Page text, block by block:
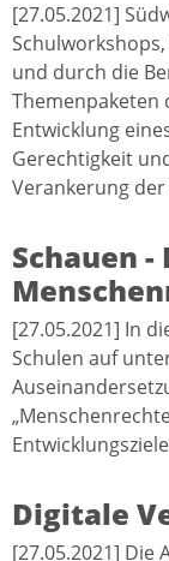
[27.05.2021]
und durch die
Themenpaketen
Entwicklung
Gerechtigkeit
Verankerung
Schauen
[27.05.2021] In
Schulen auf
Digitale
[27.05.2021] Die